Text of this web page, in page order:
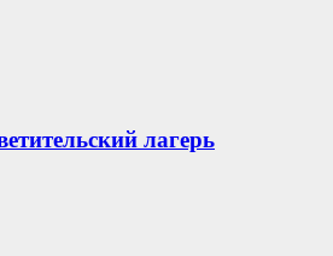
лагерь